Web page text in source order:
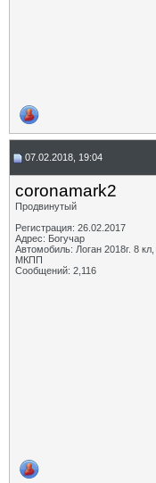
07.02.2018, 19:04
coronamark2
Продвинутый
Регистрация: 26.02.2017
Адрес: Богучар
Автомобиль: Логан 2018г. 8 кл,
МКПП
Сообщений: 2,116